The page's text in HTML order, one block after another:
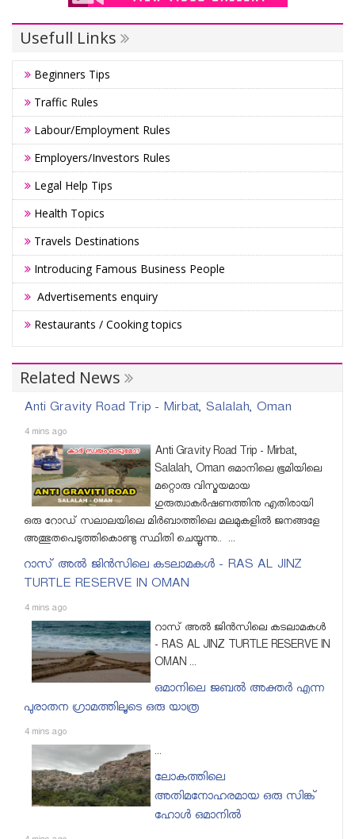
Usefull Links
Beginners Tips
Traffic Rules
Labour/Employment Rules
Employers/Investors Rules
Legal Help Tips
Health Topics
Travels Destinations
Introducing Famous Business People
Advertisements enquiry
Restaurants / Cooking topics
Related News
Anti Gravity Road Trip - Mirbat, Salalah, Oman
4 mins ago
Anti Gravity Road Trip - Mirbat,
Salalah, Oman ഒമാനിലെ ഭൂമിയിലെ
മറ്റൊരു വിസ്മയമായ
ഗുരുത്വാകര്‍ഷണത്തിനു എതിരായി
ഒരു റോഡ്‌ സലാലയിലെ മിര്‍ബാത്തിലെ മലമുകളില്‍ ജനങ്ങളേ
അത്ഭുതപെടുത്തികൊണ്ടു സ്ഥിതി ചെയ്യുന്നു.. ...
റാസ്‌ അൽ ജിൻസിലെ കടലാമകൾ - RAS AL JINZ
TURTLE RESERVE IN OMAN
4 mins ago
റാസ്‌ അൽ ജിൻസിലെ കടലാമകൾ
- RAS AL JINZ TURTLE RESERVE IN
OMAN ...
ഒമാനിലെ ജബല്‍ അക്തര്‍ എന്ന
പുരാതന ഗ്രാമത്തിലൂടെ ഒരു യാത്ര
4 mins ago
...
ലോകത്തിലെ
അതിമനോഹരമായ ഒരു സിങ്ക്
ഹോള്‍ ഒമാനില്‍